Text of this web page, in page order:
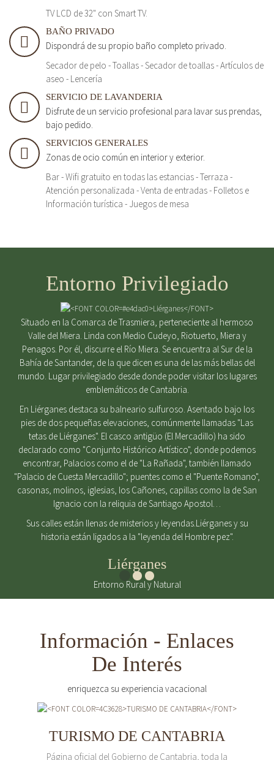
TV LCD de 32" con Smart TV.
BAÑO PRIVADO
Dispondrá de su propio baño completo privado.
Secador de pelo - Toallas - Secador de toallas - Artículos de
aseo - Lencería
SERVICIO DE LAVANDERIA
Disfrute de un servicio profesional para lavar sus prendas,
bajo pedido.
SERVICIOS GENERALES
Zonas de ocio común en interior y exterior.
Bar - Wifi gratuito en todas las estancias - Terraza -
Atención personalizada - Venta de entradas - Folletos e
Información turística - Juegos de mesa
Entorno Privilegiado
Situado en la Comarca de Trasmiera, perteneciente al hermoso
Valle del Miera. Linda con Medio Cudeyo, Riotuerto, Miera y
Penagos. Por él, discurre el Río Miera. Se encuentra al Sur de la
Bahía de Santander, de la que dicen es una de las más bellas del
mundo. Lugar privilegiado desde donde poder visitar los lugares
emblemáticos de Cantabria.
En Liérganes destaca su balneario sulfuroso. Asentado bajo los
pies de dos pequeñas elevaciones, comúnmente llamadas "Las
tetas de Liérganes". El casco antigüo (El Mercadillo) ha sido
declarado como "Conjunto Histórico Artístico", donde podemos
encontrar, Palacios como el de "La Rañada", también llamado
"Palacio de Cuesta Mercadillo"; puentes como el "Puente Romano",
casonas, molinos, iglesias, los Cañones, capillas como la de San
Ignacio con la reliquia de Santiago Apostol…
Sus calles están llenas de misterios y leyendas.Liérganes y su
historia están ligados a la "leyenda del Hombre pez".
Liérganes
Entorno Rural y Natural
Información - Enlaces
De Interés
enriquezca su experiencia vacacional
TURISMO DE CANTABRIA
Página oficial del Gobierno de Cantabria, toda la